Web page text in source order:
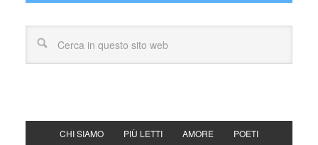
CHI SIAMO PIÙ LETTI AMORE POETI